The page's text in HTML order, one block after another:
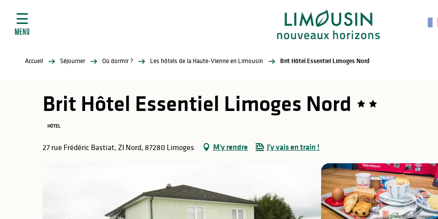
contenu
MENU
Accueil Séjourner Où dormir ? Les hôtels de la Haute-Vienne en Limousin Brit Hôtel Essentiel Limoges Nord
Brit Hôtel Essentiel Limoges Nord
HÔTEL
27 rue Frédéric Bastiat, ZI Nord, 87280 Limoges M'y rendre J'y vais en train !